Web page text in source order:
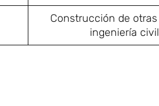
Construcción de
ingeniería